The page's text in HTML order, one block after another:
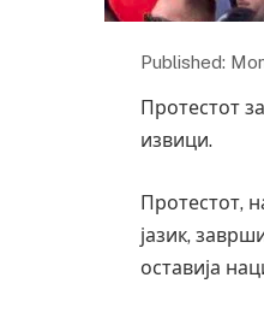
Published:
Протестот
извици.
Протестот,
јазик,
оставија